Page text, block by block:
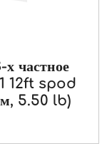
частное
12ft spod
5.50 lb)